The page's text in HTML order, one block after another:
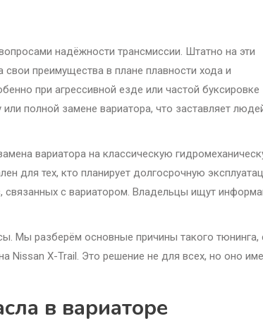
надёжности трансмиссии. Штатно на эти
преимущества в плане плавности хода и
при агрессивной езде или частой буксировке
полной замене вариатора, что заставляет
вариатора на классическую
для тех, кто планирует долгосрочную
связанных с вариатором. Владельцы ищут
Мы разберём основные причины такого тюнинга,
X-Trail. Это решение не для всех, но оно
в вариаторе